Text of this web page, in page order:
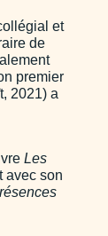
et
de
premier
2021) a
Les
avec son